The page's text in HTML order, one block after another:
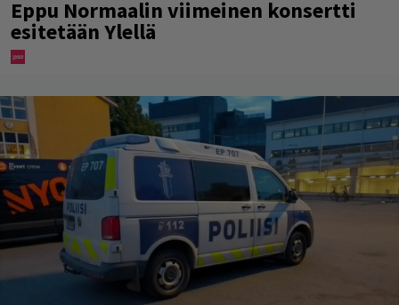
Eppu Normaalin viimeinen konsertti
esitetään Ylellä